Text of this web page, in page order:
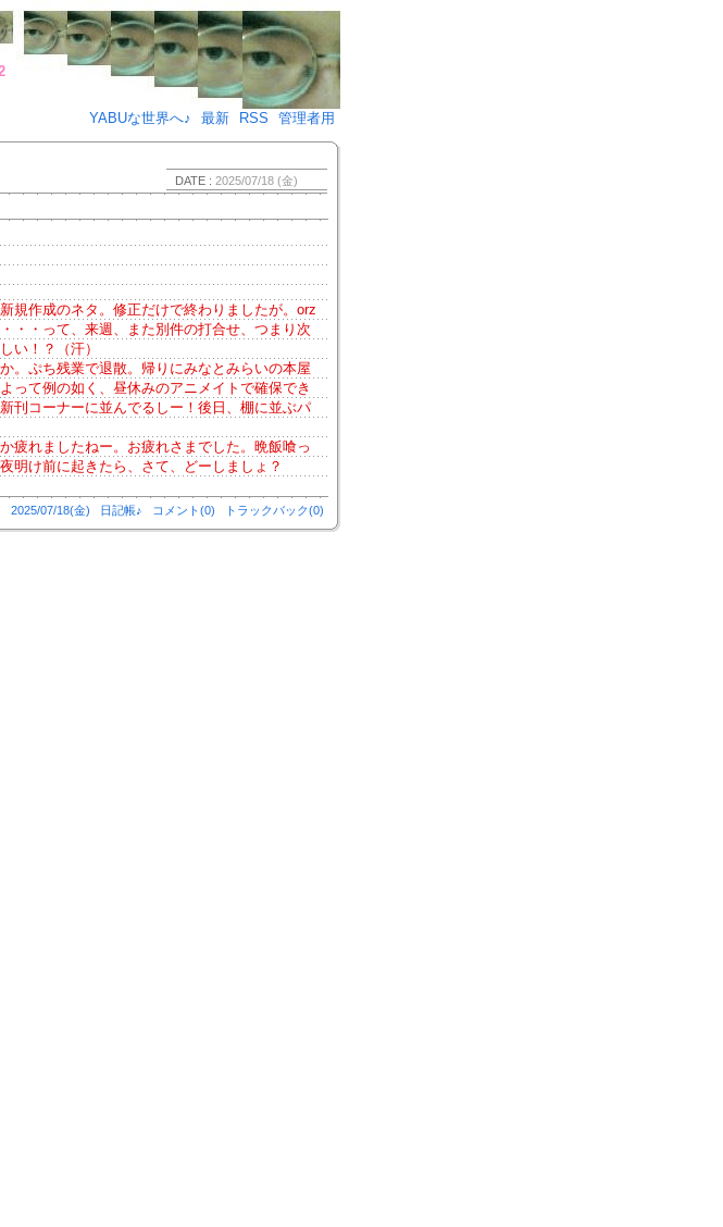
な戯言･･･♪)÷2
YABUな世界へ♪
最新 RSS 管理者用
DATE : 2025/07/18 (金)
規作成のネタ。修正だけで終わりましたが。orz
・・って、来週、また別件の打合せ、つまり次
い！？（汗）
。ぷち残業で退散。帰りにみなとみらいの本屋
って例の如く、昼休みのアニメイトで確保でき
刊コーナーに並んでるしー！後日、棚に並ぶパ
疲れましたねー。お疲れさまでした。晩飯喰っ
明け前に起きたら、さて、どーしましょ？
2025/07/18(金) 日記帳♪ コメント(0) トラックバック(0)